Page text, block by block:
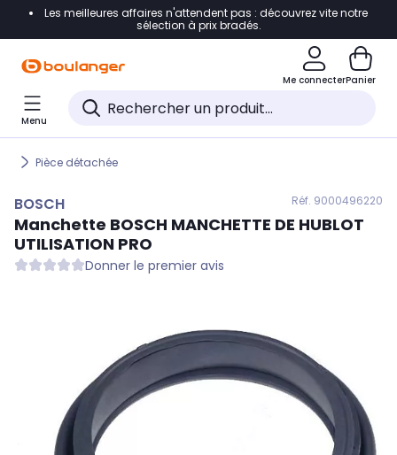
Accéder directement à la navigation
Accéder directement au pied de page
Accéder directement au chatbot
Les meilleures affaires n'attendent pas : découvrez vite notre
sélection à prix bradés.
Me connecterPanier
Menu
Pièce détachée
BOSCH Réf. 9000496220
Manchette BOSCH MANCHETTE DE HUBLOT
UTILISATION PRO
Donner le premier avis